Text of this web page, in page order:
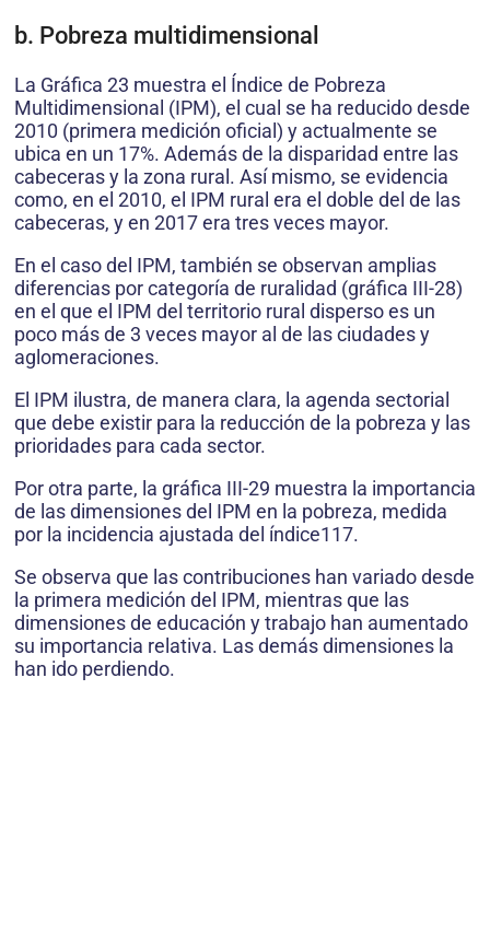
b. Pobreza multidimensional
La Gráfica 23 muestra el Índice de Pobreza
Multidimensional (IPM), el cual se ha reducido desde
2010 (primera medición oficial) y actualmente se
ubica en un 17%. Además de la disparidad entre las
cabeceras y la zona rural. Así mismo, se evidencia
como, en el 2010, el IPM rural era el doble del de las
cabeceras, y en 2017 era tres veces mayor.
En el caso del IPM, también se observan amplias
diferencias por categoría de ruralidad (gráfica III-28)
en el que el IPM del territorio rural disperso es un
poco más de 3 veces mayor al de las ciudades y
aglomeraciones.
El IPM ilustra, de manera clara, la agenda sectorial
que debe existir para la reducción de la pobreza y las
prioridades para cada sector.
Por otra parte, la gráfica III-29 muestra la importancia
de las dimensiones del IPM en la pobreza, medida
por la incidencia ajustada del índice117.
Se observa que las contribuciones han variado desde
la primera medición del IPM, mientras que las
dimensiones de educación y trabajo han aumentado
su importancia relativa. Las demás dimensiones la
han ido perdiendo.